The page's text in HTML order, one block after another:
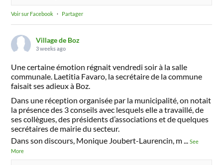
Voir sur Facebook · Partager
Village de Boz
3 weeks ago
Une certaine émotion régnait vendredi soir à la salle
communale. Laetitia Favaro, la secrétaire de la commune
faisait ses adieux à Boz.
Dans une réception organisée par la municipalité, on notait
la présence des 3 conseils avec lesquels elle a travaillé, de
ses collègues, des présidents d’associations et de quelques
secrétaires de mairie du secteur.
Dans son discours, Monique Joubert-Laurencin, m...See
More